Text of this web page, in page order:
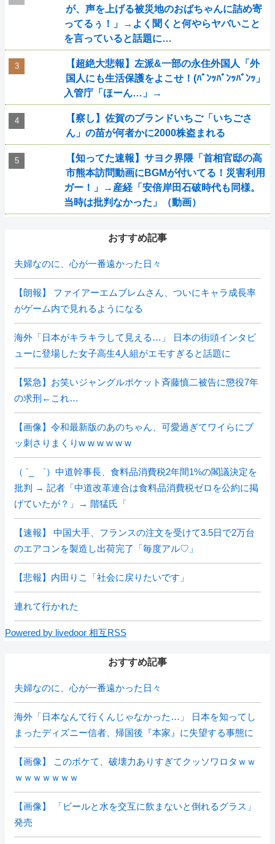
が、声を上げる被災地のおばちゃんに詰め寄
ってるぅ！」→よく聞くと何やらヤバいこと
を言っていると話題に…
【超絶大悲報】左派&一部の永住外国人「外
国人にも生活保護をよこせ！(ﾊﾞﾝｯﾊﾞﾝｯﾊﾞﾝｯ」
入管庁「ほーん…」→
【察し】佐賀のブランドいちご「いちごさ
ん」の苗が何者かに2000株盗まれる
【知ってた速報】サヨク界隈「首相官邸の高
市熊本訪問動画にBGMが付いてる！災害利用
ガー！」→産経「安倍岸田石破時代も同様。
当時は批判なかった」（動画）
おすすめ記事
夫婦なのに、心が一番遠かった日々
【朗報】 ファイアーエムブレムさん、ついにキャラ成長率
がゲーム内で見れるようになる
海外「日本がキラキラして見える…」 日本の街頭インタビ
ューに登場した女子高生4人組がエモすぎると話題に
【緊急】お笑いジャングルポケット斉藤慎二被告に懲役7年
の求刑←これ…
【画像】令和最新版のあのちゃん、可愛過ぎてワイらにブ
ッ刺さりまくりw w w w w w
（ ´_ゝ`）中道幹事長、食料品消費税2年間1%の閣議決定を
批判 → 記者「中道改革連合は食料品消費税ゼロを公約に掲
げていたが？」→ 階猛氏「
【速報】 中国大手、フランスの注文を受けて3.5日で2万台
のエアコンを製造し出荷完了「毎度アル♡」
【悲報】内田りこ「社会に戻りたいです」
連れて行かれた
Powered by livedoor 相互RSS
おすすめ記事
夫婦なのに、心が一番遠かった日々
海外「日本なんて行くんじゃなかった…」 日本を知ってし
まったディズニー信者、帰国後『本家』に失望する事態に
【画像】 このボケて、破壊力ありすぎてクッソワロタｗｗ
ｗｗｗｗｗｗｗ
【画像】 「ビールと水を交互に飲まないと倒れるグラス」
発売